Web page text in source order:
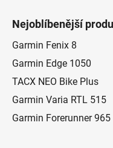
Nejoblíbenější
Garmin Fenix 8
Garmin Edge 1050
TACX NEO Bike Plus
Garmin Varia RTL 515
Garmin Forerunner 965